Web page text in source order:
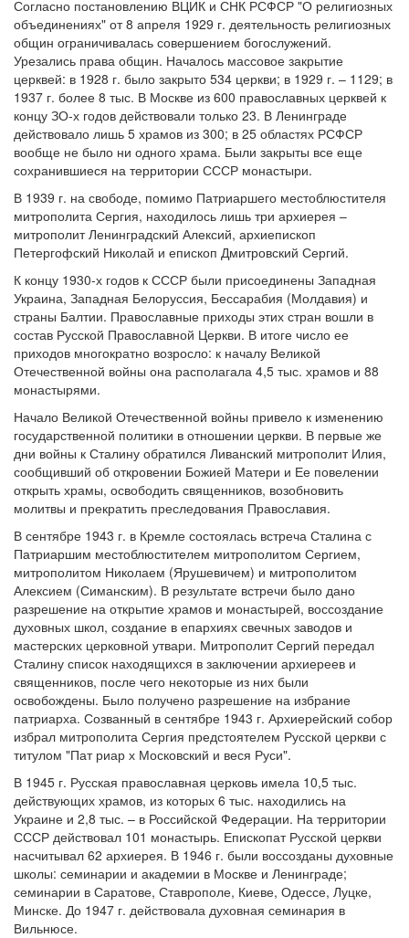
Согласно постановлению ВЦИК и СНК РСФСР "О религиозных
объединениях" от 8 апреля 1929 г. деятельность религиозных
общин ограничивалась совершением богослужений.
Урезались права общин. Началось массовое закрытие
церквей: в 1928 г. было закрыто 534 церкви; в 1929 г. – 1129; в
1937 г. более 8 тыс. В Москве из 600 православных церквей к
концу ЗО-х годов действовали только 23. В Ленинграде
действовало лишь 5 храмов из 300; в 25 областях РСФСР
вообще не было ни одного храма. Были закрыты все еще
сохранившиеся на территории СССР монастыри.
В 1939 г. на свободе, помимо Патриаршего местоблюстителя
митрополита Сергия, находилось лишь три архиерея –
митрополит Ленинградский Алексий, архиепископ
Петергофский Николай и епископ Дмитровский Сергий.
К концу 1930-х годов к СССР были присоединены Западная
Украина, Западная Белоруссия, Бессарабия (Молдавия) и
страны Балтии. Православные приходы этих стран вошли в
состав Русской Православной Церкви. В итоге число ее
приходов многократно возросло: к началу Великой
Отечественной войны она располагала 4,5 тыс. храмов и 88
монастырями.
Начало Великой Отечественной войны привело к изменению
государственной политики в отношении церкви. В первые же
дни войны к Сталину обратился Ливанский митрополит Илия,
сообщивший об откровении Божией Матери и Ее повелении
открыть храмы, освободить священников, возобновить
молитвы и прекратить преследования Православия.
В сентябре 1943 г. в Кремле состоялась встреча Сталина с
Патриаршим местоблюстителем митрополитом Сергием,
митрополитом Николаем (Ярушевичем) и митрополитом
Алексием (Симанским). В результате встречи было дано
разрешение на открытие храмов и монастырей, воссоздание
духовных школ, создание в епархиях свечных заводов и
мастерских церковной утвари. Митрополит Сергий передал
Сталину список находящихся в заключении архиереев и
священников, после чего некоторые из них были
освобождены. Было получено разрешение на избрание
патриарха. Созванный в сентябре 1943 г. Архиерейский собор
избрал митрополита Сергия предстоятелем Русской церкви с
титулом "Пат риар х Московский и веся Руси".
В 1945 г. Русская православная церковь имела 10,5 тыс.
действующих храмов, из которых 6 тыс. находились на
Украине и 2,8 тыс. – в Российской Федерации. На территории
СССР действовал 101 монастырь. Епископат Русской церкви
насчитывал 62 архиерея. В 1946 г. были воссозданы духовные
школы: семинарии и академии в Москве и Ленинграде;
семинарии в Саратове, Ставрополе, Киеве, Одессе, Луцке,
Минске. До 1947 г. действовала духовная семинария в
Вильнюсе.